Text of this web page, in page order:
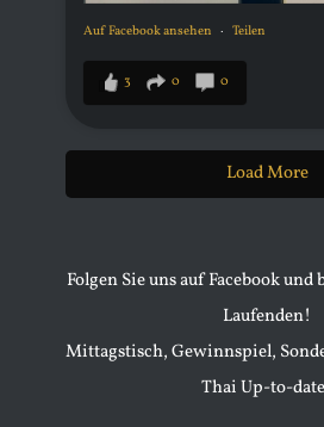
Auf Facebook ansehen · Teilen
3 0 0
Load More
Folgen Sie uns auf Facebook und
Laufenden!
Mittagstisch, Gewinnspiel,
Thai Up-to-